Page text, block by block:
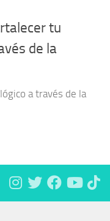
tu
de la
a través de la